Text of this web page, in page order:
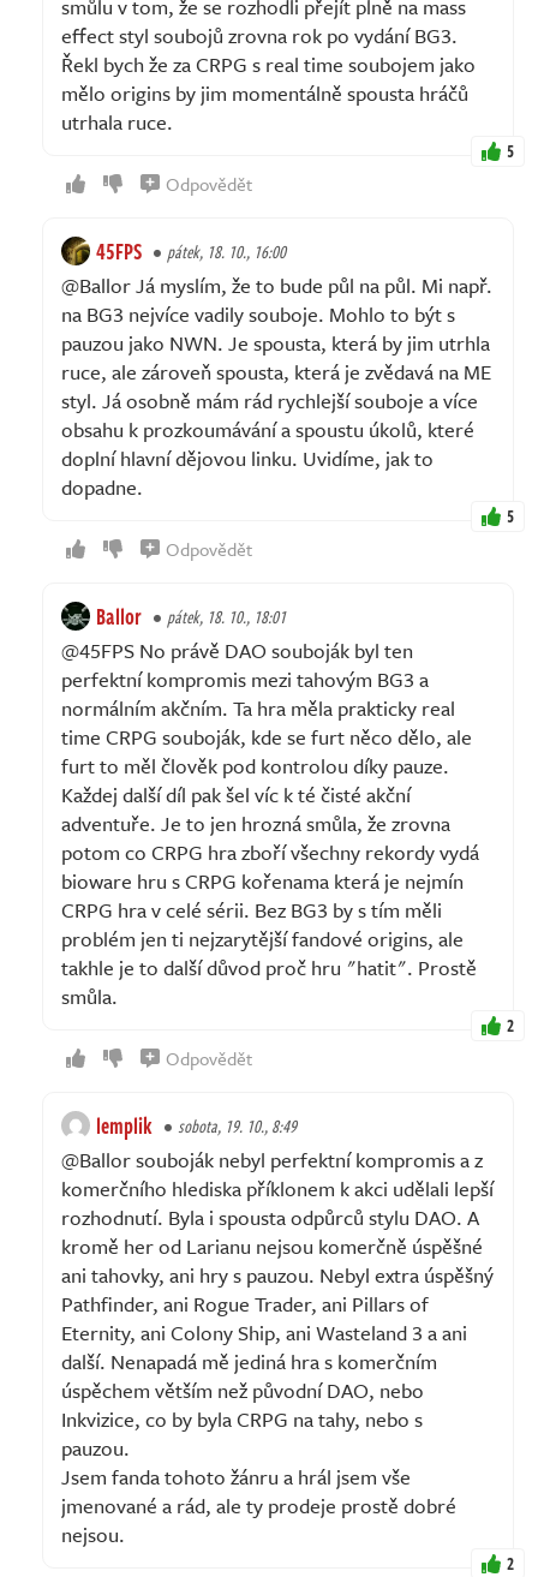
smůlu v tom, že se rozhodli přejít plně na mass
effect styl soubojů zrovna rok po vydání BG3.
Řekl bych že za CRPG s real time soubojem jako
mělo origins by jim momentálně spousta hráčů
utrhala ruce.
5
Odpovědět
45FPS pátek, 18. 10., 16:00
@Ballor Já myslím, že to bude půl na půl. Mi např.
na BG3 nejvíce vadily souboje. Mohlo to být s
pauzou jako NWN. Je spousta, která by jim utrhla
ruce, ale zároveň spousta, která je zvědavá na ME
styl. Já osobně mám rád rychlejší souboje a více
obsahu k prozkoumávání a spoustu úkolů, které
doplní hlavní dějovou linku. Uvidíme, jak to
dopadne.
5
Odpovědět
Ballor pátek, 18. 10., 18:01
@45FPS No právě DAO souboják byl ten
perfektní kompromis mezi tahovým BG3 a
normálním akčním. Ta hra měla prakticky real
time CRPG souboják, kde se furt něco dělo, ale
furt to měl člověk pod kontrolou díky pauze.
Každej další díl pak šel víc k té čisté akční
adventuře. Je to jen hrozná smůla, že zrovna
potom co CRPG hra zboří všechny rekordy vydá
bioware hru s CRPG kořenama která je nejmín
CRPG hra v celé sérii. Bez BG3 by s tím měli
problém jen ti nejzarytější fandové origins, ale
takhle je to další důvod proč hru "hatit". Prostě
smůla.
2
Odpovědět
lemplik sobota, 19. 10., 8:49
@Ballor souboják nebyl perfektní kompromis a z
komerčního hlediska příklonem k akci udělali lepší
rozhodnutí. Byla i spousta odpůrců stylu DAO. A
kromě her od Larianu nejsou komerčně úspěšné
ani tahovky, ani hry s pauzou. Nebyl extra úspěšný
Pathfinder, ani Rogue Trader, ani Pillars of
Eternity, ani Colony Ship, ani Wasteland 3 a ani
další. Nenapadá mě jediná hra s komerčním
úspěchem větším než původní DAO, nebo
Inkvizice, co by byla CRPG na tahy, nebo s
pauzou.
Jsem fanda tohoto žánru a hrál jsem vše
jmenované a rád, ale ty prodeje prostě dobré
nejsou.
2